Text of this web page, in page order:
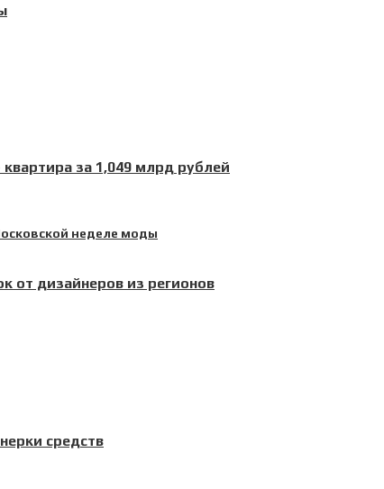
за 1,049 млрд рублей
от дизайнеров из регионов
средств